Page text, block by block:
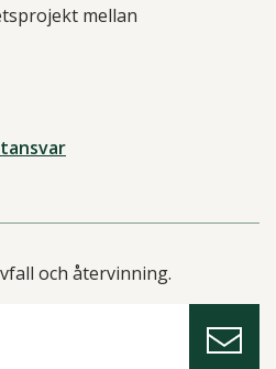
mellan
och återvinning.